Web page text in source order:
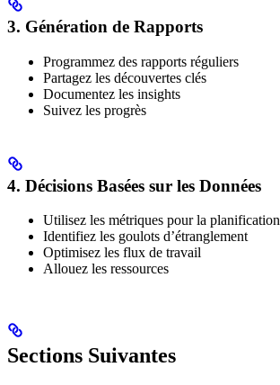
3. Génération de Rapports
Programmez des rapports réguliers
Partagez les découvertes clés
Documentez les insights
Suivez les progrès
4. Décisions Basées sur les Données
Utilisez les métriques pour la planification
Identifiez les goulots d’étranglement
Optimisez les flux de travail
Allouez les ressources
Sections Suivantes